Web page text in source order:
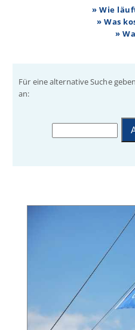
» Wie
» Was
»
Für eine alternative Suche
an: